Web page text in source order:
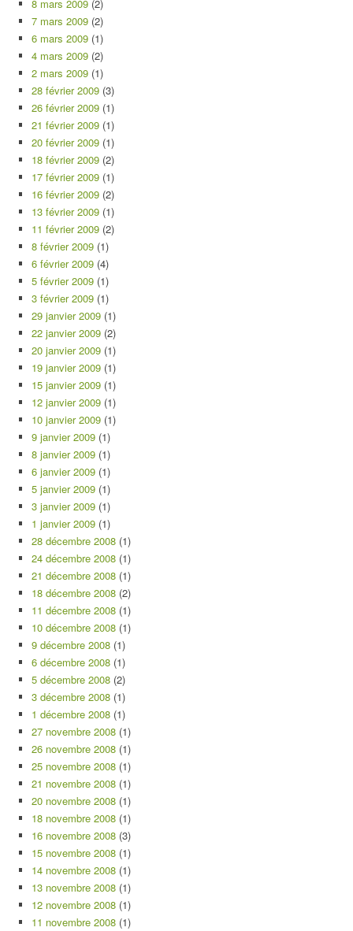
8 mars 2009 (2)
7 mars 2009 (2)
6 mars 2009 (1)
4 mars 2009 (2)
2 mars 2009 (1)
28 février 2009 (3)
26 février 2009 (1)
21 février 2009 (1)
20 février 2009 (1)
18 février 2009 (2)
17 février 2009 (1)
16 février 2009 (2)
13 février 2009 (1)
11 février 2009 (2)
8 février 2009 (1)
6 février 2009 (4)
5 février 2009 (1)
3 février 2009 (1)
29 janvier 2009 (1)
22 janvier 2009 (2)
20 janvier 2009 (1)
19 janvier 2009 (1)
15 janvier 2009 (1)
12 janvier 2009 (1)
10 janvier 2009 (1)
9 janvier 2009 (1)
8 janvier 2009 (1)
6 janvier 2009 (1)
5 janvier 2009 (1)
3 janvier 2009 (1)
1 janvier 2009 (1)
28 décembre 2008 (1)
24 décembre 2008 (1)
21 décembre 2008 (1)
18 décembre 2008 (2)
11 décembre 2008 (1)
10 décembre 2008 (1)
9 décembre 2008 (1)
6 décembre 2008 (1)
5 décembre 2008 (2)
3 décembre 2008 (1)
1 décembre 2008 (1)
27 novembre 2008 (1)
26 novembre 2008 (1)
25 novembre 2008 (1)
21 novembre 2008 (1)
20 novembre 2008 (1)
18 novembre 2008 (1)
16 novembre 2008 (3)
15 novembre 2008 (1)
14 novembre 2008 (1)
13 novembre 2008 (1)
12 novembre 2008 (1)
11 novembre 2008 (1)